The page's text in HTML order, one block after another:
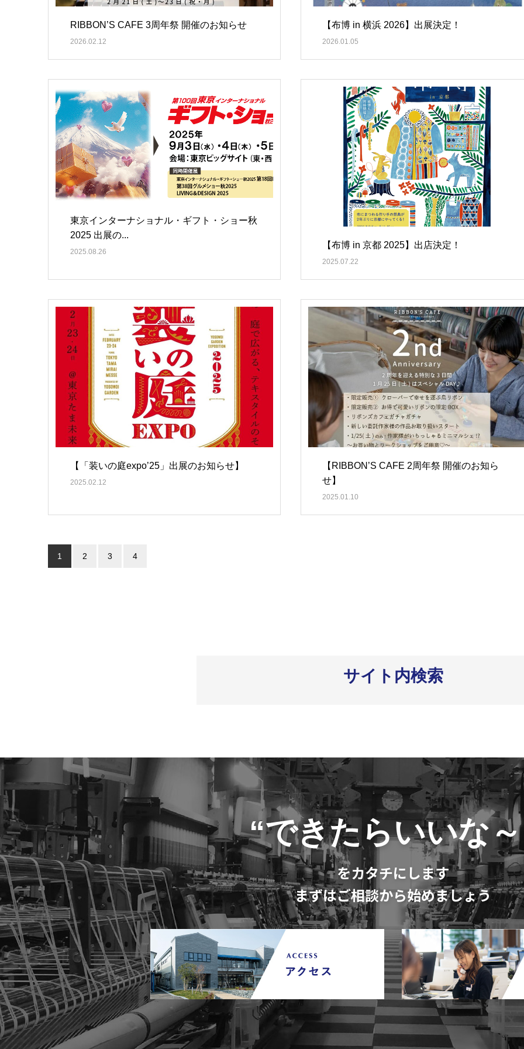
RIBBON’S CAFE 3周年祭 開催のお知らせ
2026.02.12
【布博 in 横浜 2026】出展決定！
2026.01.05
東京インターナショナル・ギフト・ショー秋
2025 出展の...
2025.08.26
【布博 in 京都 2025】出店決定！
2025.07.22
【「装いの庭expo’25」出展のお知らせ】
2025.02.12
【RIBBON’S CAFE 2周年祭 開催のお知ら
せ】
2025.01.10
1 2 3 4
サイト内検索
“できたらいいな
をカタチにします
まずはご相談から始めましょう